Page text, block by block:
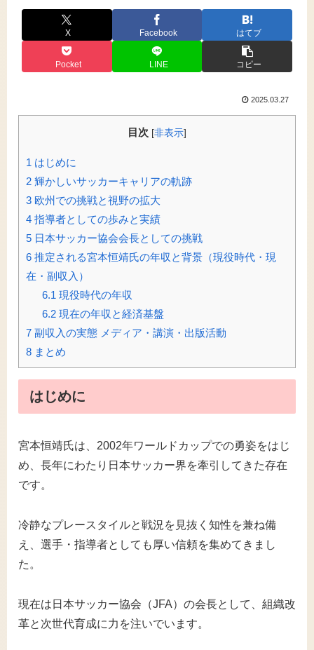
X Facebook はてブ
Pocket LINE コピー
2025.03.27
目次 [非表示]
1 はじめに
2 輝かしいサッカーキャリアの軌跡
3 欧州での挑戦と視野の拡大
4 指導者としての歩みと実績
5 日本サッカー協会会長としての挑戦
6 推定される宮本恒靖氏の年収と背景（現役時代・現
在・副収入）
6.1 現役時代の年収
6.2現在の年収と経済基盤
7 副収入の実態 メディア・講演・出版活動
8 まとめ
はじめに
宮本恒靖氏は、2002年ワールドカップでの勇姿をはじ
め、長年にわたり日本サッカー界を牽引してきた存在
です。
冷静なプレースタイルと戦況を見抜く知性を兼ね備
え、選手・指導者としても厚い信頼を集めてきまし
た。
現在は日本サッカー協会（JFA）の会長として、組織改
革と次世代育成に力を注いでいます。